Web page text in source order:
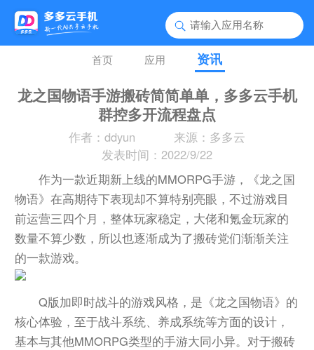
首页 应用 资讯
龙之国物语手游搬砖简简单单，多多云手机
群控多开流程盘点
作者：ddyun
来源：多多云
发表时间：2022/9/22
作为一款近期新上线的MMORPG手游，《龙之国
物语》在高期待下表现却不算特别亮眼，不过游戏目
前运营三四个月，整体玩家稳定，大佬和氪金玩家的
数量不算少数，所以也逐渐成为了搬砖党们渐渐关注
的一款游戏。
Q版加即时战斗的游戏风格，是《龙之国物语》的
核心体验，至于战斗系统、养成系统等方面的设计，
基本与其他MMORPG类型的手游大同小异。对于搬砖